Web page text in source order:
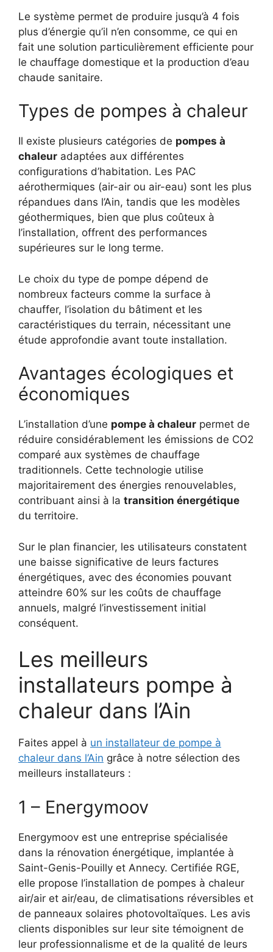
Le système permet de produire jusqu’à 4 fois
plus d’énergie qu’il n’en consomme, ce qui en
fait une solution particulièrement efficiente pour
le chauffage domestique et la production d’eau
chaude sanitaire.
Types de pompes à chaleur
Il existe plusieurs catégories de pompes à
chaleur adaptées aux différentes
configurations d’habitation. Les PAC
aérothermiques (air-air ou air-eau) sont les plus
répandues dans l’Ain, tandis que les modèles
géothermiques, bien que plus coûteux à
l’installation, offrent des performances
supérieures sur le long terme.
Le choix du type de pompe dépend de
nombreux facteurs comme la surface à
chauffer, l’isolation du bâtiment et les
caractéristiques du terrain, nécessitant une
étude approfondie avant toute installation.
Avantages écologiques et
économiques
L’installation d’une pompe à chaleur permet de
réduire considérablement les émissions de CO2
comparé aux systèmes de chauffage
traditionnels. Cette technologie utilise
majoritairement des énergies renouvelables,
contribuant ainsi à la transition énergétique
du territoire.
Sur le plan financier, les utilisateurs constatent
une baisse significative de leurs factures
énergétiques, avec des économies pouvant
atteindre 60% sur les coûts de chauffage
annuels, malgré l’investissement initial
conséquent.
Les meilleurs
installateurs pompe à
chaleur dans l’Ain
Faites appel à un installateur de pompe à
chaleur dans l’Ain grâce à notre sélection des
meilleurs installateurs :
1 – Energymoov
Energymoov est une entreprise spécialisée
dans la rénovation énergétique, implantée à
Saint-Genis-Pouilly et Annecy. Certifiée RGE,
elle propose l’installation de pompes à chaleur
air/air et air/eau, de climatisations réversibles et
de panneaux solaires photovoltaïques. Les avis
clients disponibles sur leur site témoignent de
leur professionnalisme et de la qualité de leurs